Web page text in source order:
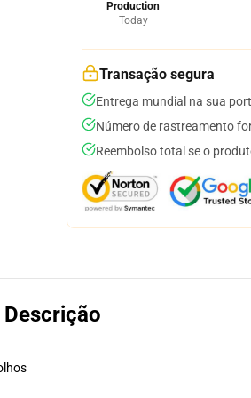
Production
Today
Transação segura
Entrega mundial na sua
Número de rastreamento
Reembolso total se o
Descrição